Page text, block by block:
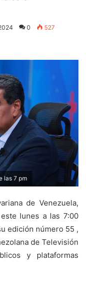
0 527
las 7 pm
de Venezuela,
lunes a las 7:00
edición número 55 ,
de Televisión
y plataformas